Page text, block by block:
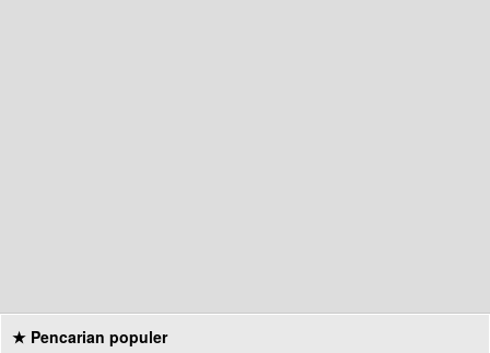
★ Pencarian populer